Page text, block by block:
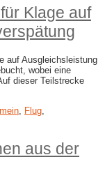
Klage auf
auf Ausgleichsleistung
wobei eine
dieser Teilstrecke
, Flug,
aus der